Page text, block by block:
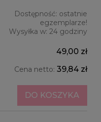
Dostępność: ostatnie
egzemplarze!
Wysyłka w: 24 godziny
49,00 zł
Cena netto: 39,84 zł
DO KOSZYKA